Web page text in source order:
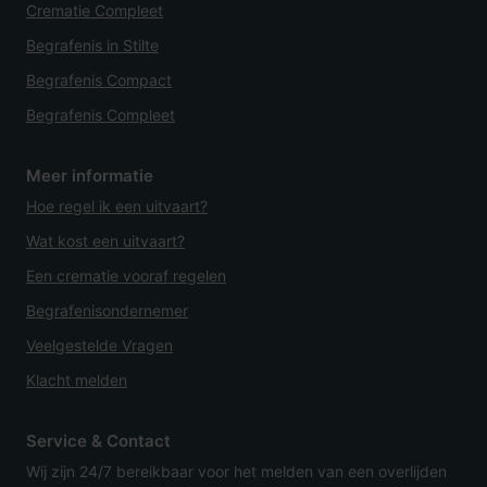
Crematie Compleet
Begrafenis in Stilte
Begrafenis Compact
Begrafenis Compleet
Meer informatie
Hoe regel ik een uitvaart?
Wat kost een uitvaart?
Een crematie vooraf regelen
Begrafenisondernemer
Veelgestelde Vragen
Klacht melden
Service & Contact
Wij zijn 24/7 bereikbaar voor het melden van een overlijden